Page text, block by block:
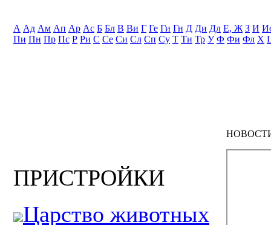
А Ад Ам Ап Ар Ас Б Бл В Ви Г Ге Ги Гн Д Ди Дл Е, Ж З И
Пи Пн Пр Пс Р Ри С Се Си Сл Сп Су Т Ти Тр У Ф Фи Фл Х
ПРИСТРОЙКИ
Царство животных